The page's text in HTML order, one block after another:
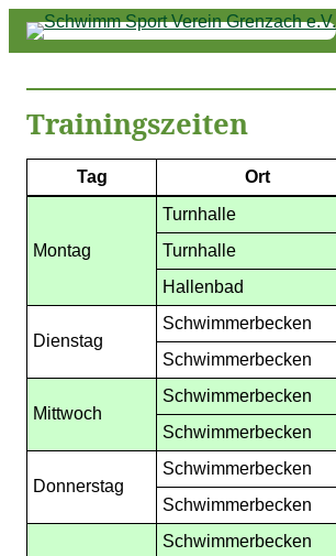
Trainingszeiten
Tag Ort
Montag
Turnhalle
Turnhalle
Hallenbad
Dienstag
Schwimmerbecken
Schwimmerbecken
Mittwoch
Schwimmerbecken
Schwimmerbecken
Donnerstag
Schwimmerbecken
Schwimmerbecken
Schwimmerbecken